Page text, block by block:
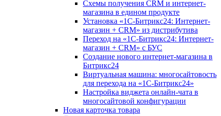
Схемы получения CRM и интернет-
магазина в едином продукте
Установка «1С-Битрикс24: Интернет-
магазин + CRM» из дистрибутива
Переход на «1С-Битрикс24: Интернет-
магазин + CRM» с БУС
Создание нового интернет-магазина в
Битрикс24
Виртуальная машина: многосайтовость
для перехода на «1С-Битрикс24»
Настройка виджета онлайн-чата в
многосайтовой конфигурации
Новая карточка товара